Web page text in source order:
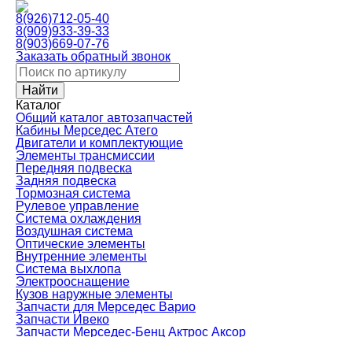
8(926)712-05-40
8(909)933-39-33
8(903)669-07-76
Заказать обратный звонок
Каталог
Общий каталог автозапчастей
Кабины Мерседес Атего
Двигатели и комплектующие
Элементы трансмиссии
Передняя подвеска
Задняя подвеска
Тормозная сиcтема
Рулевое управление
Система охлаждения
Воздушная система
Оптические элементы
Внутренние элементы
Система выхлопа
Электрооснащение
Кузов наружные элементы
Запчасти для Мерседес Варио
Запчасти Ивеко
Запчасти Мерседес-Бенц Актрос Аксор